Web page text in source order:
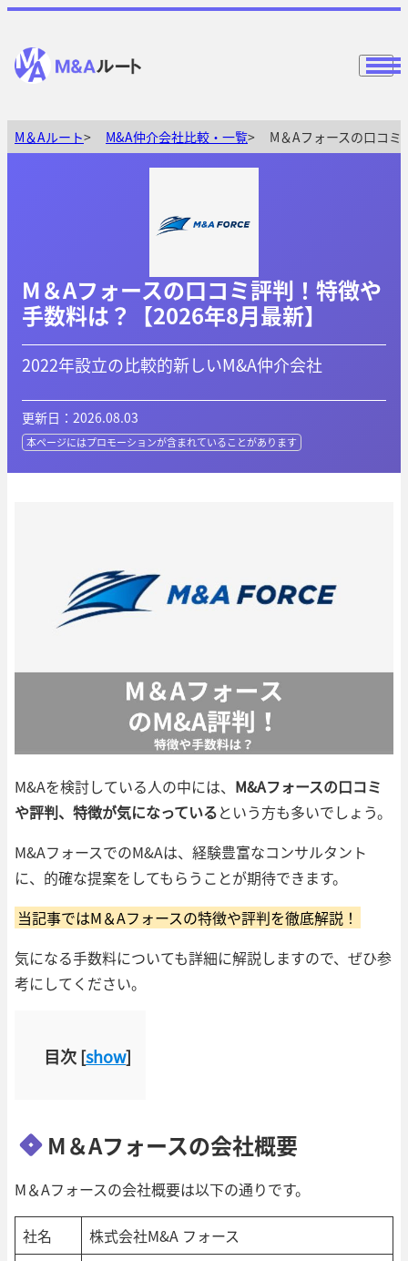
M＆Aルート M&A仲介会社比較・一覧 M＆Aフォースの口コ
M＆Aフォースの口コミ評判！特徴や
手数料は？【2026年8月最新】
2022年設立の比較的新しいM&A仲介会社
更新日：2026.08.03
本ページにはプロモーションが含まれていることがあります
M&Aを検討している人の中には、 M&Aフォースの口コミ
や評判、特徴が気になっているという方も多いでしょう。
M&AフォースでのM&Aは、経験豊富なコンサルタント
に、的確な提案をしてもらうことが期待できます。
当記事ではM＆Aフォースの特徴や評判を徹底解説！
気になる手数料についても詳細に解説しますので、ぜひ参
考にしてください。
目次[show]
M＆Aフォースの会社概要
M＆Aフォースの会社概要は以下の通りです。
社名 株式会社M&A フォース